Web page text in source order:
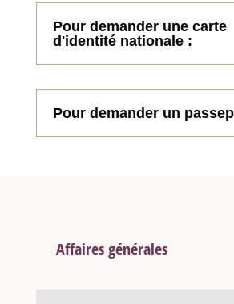
Pour demander une carte
d'identité nationale :
Pour demander un
Affaires générales